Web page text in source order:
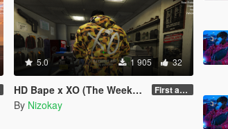
5.0 1 905 32
HD Bape x XO (The Weeknd) Pack First and final version
By Nizokay